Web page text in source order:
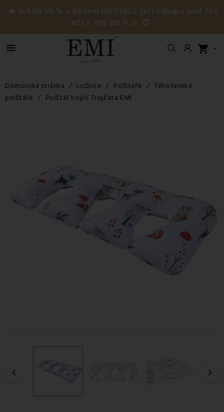
🔥 SLEVA 10 % s kódem HOT10CZ (při nákupu nad 760
Kč) – JEN DO 9. 8. ⏰
 shopping_cart 
Domovská stránka Ložnice Polštáře
Těhotenské
polštáře
Polštář kojící Trojčata EMI
 